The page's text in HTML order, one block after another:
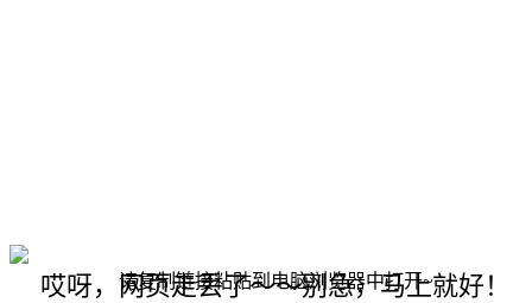
哎呀，网页走丢了～～别急，马上就好！
请复制链接粘贴到电脑浏览器中打开~